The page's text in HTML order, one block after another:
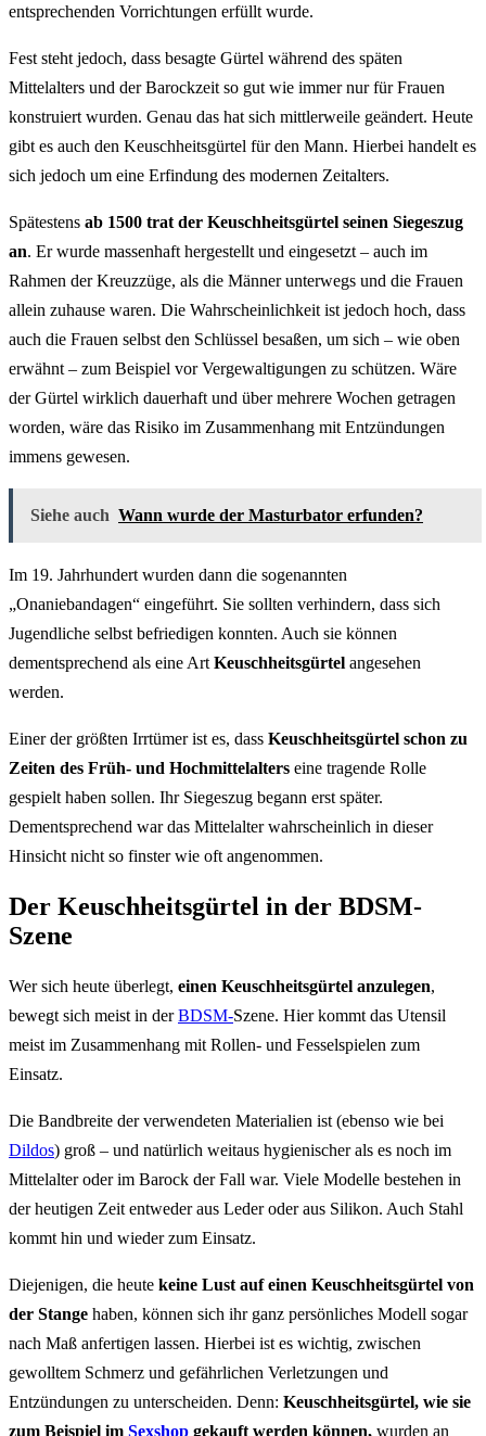
entsprechenden Vorrichtungen erfüllt wurde.
Fest steht jedoch, dass besagte Gürtel während des späten
Mittelalters und der Barockzeit so gut wie immer nur für Frauen
konstruiert wurden. Genau das hat sich mittlerweile geändert. Heute
gibt es auch den Keuschheitsgürtel für den Mann. Hierbei handelt es
sich jedoch um eine Erfindung des modernen Zeitalters.
Spätestens ab 1500 trat der Keuschheitsgürtel seinen Siegeszug
an. Er wurde massenhaft hergestellt und eingesetzt – auch im
Rahmen der Kreuzzüge, als die Männer unterwegs und die Frauen
allein zuhause waren. Die Wahrscheinlichkeit ist jedoch hoch, dass
auch die Frauen selbst den Schlüssel besaßen, um sich – wie oben
erwähnt – zum Beispiel vor Vergewaltigungen zu schützen. Wäre
der Gürtel wirklich dauerhaft und über mehrere Wochen getragen
worden, wäre das Risiko im Zusammenhang mit Entzündungen
immens gewesen.
Siehe auch Wann wurde der Masturbator erfunden?
Im 19. Jahrhundert wurden dann die sogenannten
„Onaniebandagen“ eingeführt. Sie sollten verhindern, dass sich
Jugendliche selbst befriedigen konnten. Auch sie können
dementsprechend als eine Art Keuschheitsgürtel angesehen
werden.
Einer der größten Irrtümer ist es, dass Keuschheitsgürtel schon zu
Zeiten des Früh- und Hochmittelalters eine tragende Rolle
gespielt haben sollen. Ihr Siegeszug begann erst später.
Dementsprechend war das Mittelalter wahrscheinlich in dieser
Hinsicht nicht so finster wie oft angenommen.
Der Keuschheitsgürtel in der BDSM-
Szene
Wer sich heute überlegt, einen Keuschheitsgürtel anzulegen,
bewegt sich meist in derBDSM-Szene. Hier kommt das Utensil
meist im Zusammenhang mit Rollen- und Fesselspielen zum
Einsatz.
Die Bandbreite der verwendeten Materialien ist (ebenso wie bei
Dildos) groß – und natürlich weitaus hygienischer als es noch im
Mittelalter oder im Barock der Fall war. Viele Modelle bestehen in
der heutigen Zeit entweder aus Leder oder aus Silikon. Auch Stahl
kommt hin und wieder zum Einsatz.
Diejenigen, die heute keine Lust auf einen Keuschheitsgürtel von
der Stange haben, können sich ihr ganz persönliches Modell sogar
nach Maß anfertigen lassen. Hierbei ist es wichtig, zwischen
gewolltem Schmerz und gefährlichen Verletzungen und
Entzündungen zu unterscheiden. Denn: Keuschheitsgürtel, wie sie
zum Beispiel im Sexshop gekauft werden können, wurden an